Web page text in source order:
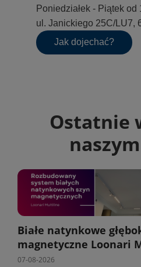
Poniedziałek - Piątek
ul. Janickiego 25C/LU7,
Jak dojechać?
Ostatnie
Białe natynkowe
magnetyczne Loonari
07-08-2026